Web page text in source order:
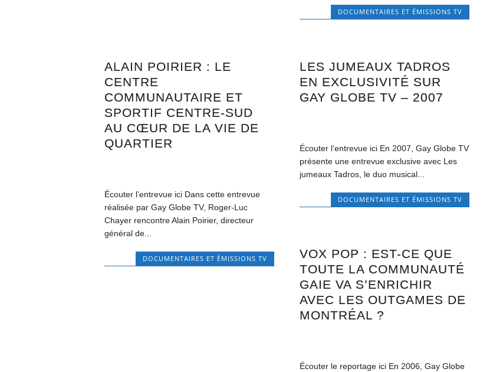
DOCUMENTAIRES ET ÉMISSIONS TV
ALAIN POIRIER : LE
CENTRE
COMMUNAUTAIRE ET
SPORTIF CENTRE-SUD
AU CŒUR DE LA VIE DE
QUARTIER
Écouter l’entrevue ici Dans cette entrevue
réalisée par Gay Globe TV, Roger-Luc
Chayer rencontre Alain Poirier, directeur
général de...
DOCUMENTAIRES ET ÉMISSIONS TV
LES JUMEAUX TADROS
EN EXCLUSIVITÉ SUR
GAY GLOBE TV – 2007
Écouter l’entrevue ici En 2007, Gay Globe TV
présente une entrevue exclusive avec Les
jumeaux Tadros, le duo musical...
DOCUMENTAIRES ET ÉMISSIONS TV
VOX POP : EST-CE QUE
TOUTE LA COMMUNAUTÉ
GAIE VA S’ENRICHIR
AVEC LES OUTGAMES DE
MONTRÉAL ?
Écouter le reportage ici En 2006, Gay Globe